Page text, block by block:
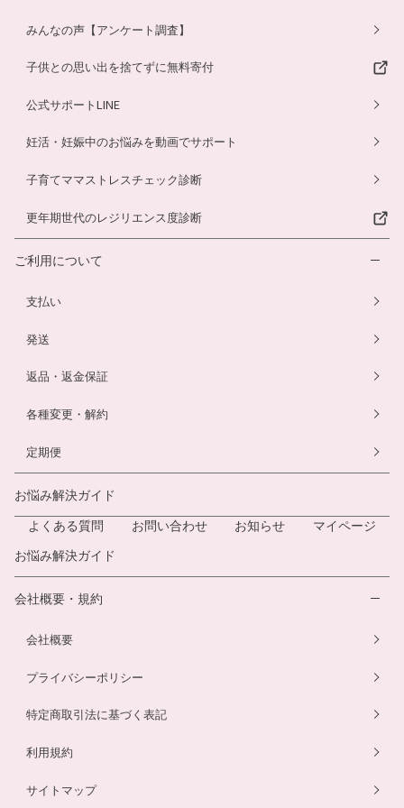
みんなの声【アンケート調査】
子供との思い出を捨てずに無料寄付
公式サポートLINE
妊活・妊娠中のお悩みを動画でサポート
子育てママストレスチェック診断
更年期世代のレジリエンス度診断
ご利用について
支払い
発送
返品・返金保証
各種変更・解約
定期便
お悩み解決ガイド
よくある質問
お問い合わせ お知らせ
マイページ
お悩み解決ガイド
会社概要・規約
会社概要
プライバシーポリシー
特定商取引法に基づく表記
利用規約
サイトマップ